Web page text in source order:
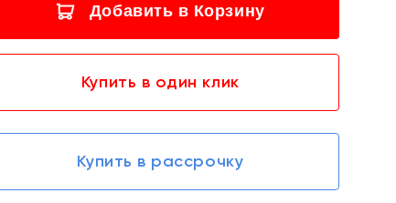
Добавить в Корзину
Купить в один клик
Купить в рассрочку